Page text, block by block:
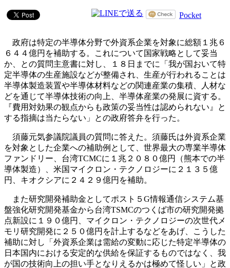
Pocket
政府は特定の半導体分野で外資系企業を対象に総額１兆６
６４４億円を補助する。これについて国家戦略として妥当
か、との質問主意書に対し、１８日までに「我が国おいて特
定半導体の生産施設などが整備され、生産が行われることは
半導体製造装置や半導体材料などの関連産業の集積、人材な
どを通じて半導体技術の向上、半導体産業の発展に資する。
『費用対効果の観点からも政策の妥当性は認められない』と
する指摘は当たらない」との政府答弁を行った。
須藤元気参議院議員の質問に答えた。須藤氏は外資系企業
を対象とした企業への補助例として、世界最大の専業半導体
ファンドリー、台湾TCMCに１兆２０８０億円（熊本での半
導体製造）、米国マイクロン・テクノロジーに２１３５億
円、キオクシアに２４２９億円を補助。
また研究開発補助金としてポスト５G情報通信システム基
盤強化研究開発基金から台湾TSMCのつくば市の研究開発拠
点新設に１９０億円、マイクロン・テクノロジーの次世代メ
モリ研究開発に２５０億円を計上するなどをあげ、こうした
補助に対し「外資系企業は需給の変動に応じた特定半導体の
日本国内における安定的な供給を保証するものではなく、我
が国の技術向上の担い手となりえるかは極めて怪しい」と政